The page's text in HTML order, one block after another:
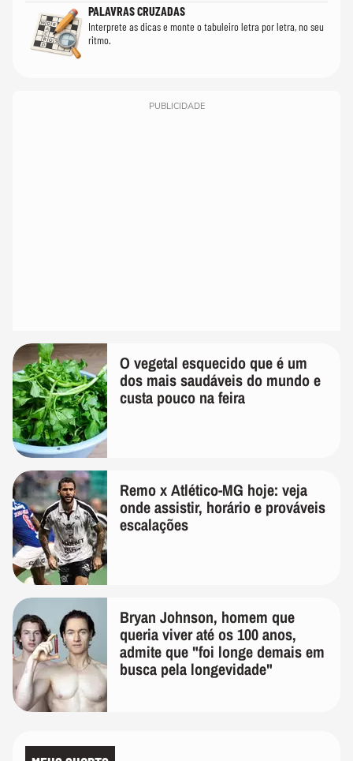
PALAVRAS CRUZADAS
Interprete as dicas e monte o tabuleiro letra por letra, no seu
ritmo.
PUBLICIDADE
O vegetal esquecido que é um
dos mais saudáveis do mundo e
custa pouco na feira
Remo x Atlético-MG hoje: veja
onde assistir, horário e prováveis
escalações
Bryan Johnson, homem que
queria viver até os 100 anos,
admite que "foi longe demais em
busca pela longevidade"